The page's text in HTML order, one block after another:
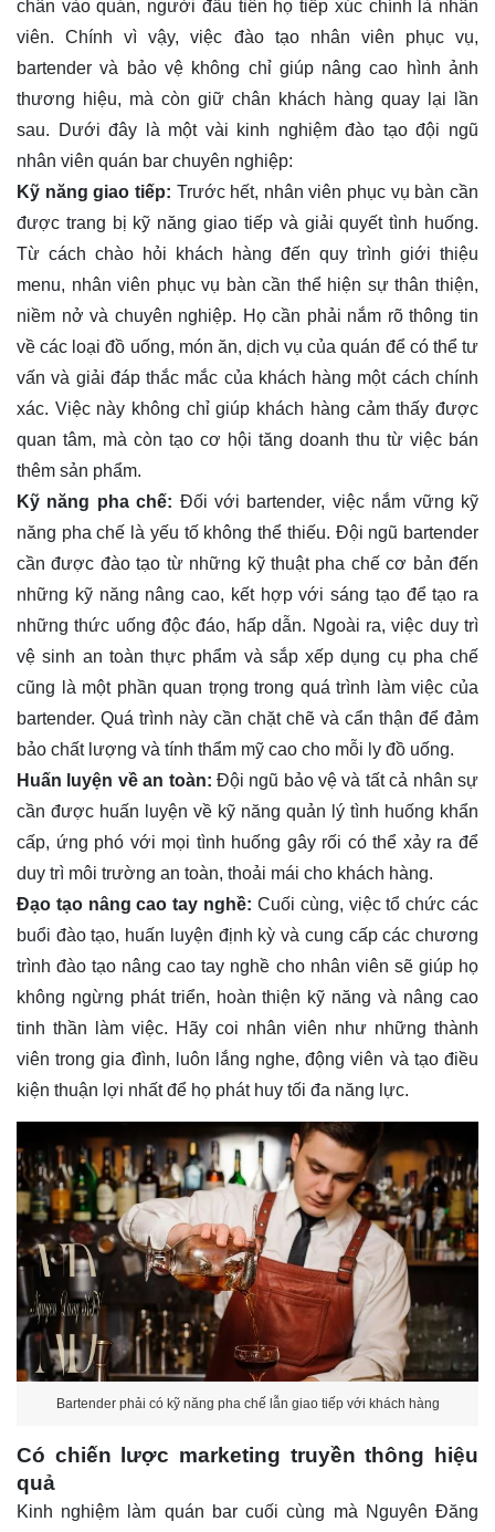
chân vào quán, người đầu tiên họ tiếp xúc chính là nhân
viên. Chính vì vậy, việc đào tạo nhân viên phục vụ,
bartender và bảo vệ không chỉ giúp nâng cao hình ảnh
thương hiệu, mà còn giữ chân khách hàng quay lại lần
sau. Dưới đây là một vài kinh nghiệm đào tạo đội ngũ
nhân viên quán bar chuyên nghiệp:
Kỹ năng giao tiếp: Trước hết, nhân viên phục vụ bàn cần
được trang bị kỹ năng giao tiếp và giải quyết tình huống.
Từ cách chào hỏi khách hàng đến quy trình giới thiệu
menu, nhân viên phục vụ bàn cần thể hiện sự thân thiện,
niềm nở và chuyên nghiệp. Họ cần phải nắm rõ thông tin
về các loại đồ uống, món ăn, dịch vụ của quán để có thể tư
vấn và giải đáp thắc mắc của khách hàng một cách chính
xác. Việc này không chỉ giúp khách hàng cảm thấy được
quan tâm, mà còn tạo cơ hội tăng doanh thu từ việc bán
thêm sản phẩm.
Kỹ năng pha chế: Đối với bartender, việc nắm vững kỹ
năng pha chế là yếu tố không thể thiếu. Đội ngũ bartender
cần được đào tạo từ những kỹ thuật pha chế cơ bản đến
những kỹ năng nâng cao, kết hợp với sáng tạo để tạo ra
những thức uống độc đáo, hấp dẫn. Ngoài ra, việc duy trì
vệ sinh an toàn thực phẩm và sắp xếp dụng cụ pha chế
cũng là một phần quan trọng trong quá trình làm việc của
bartender. Quá trình này cần chặt chẽ và cẩn thận để đảm
bảo chất lượng và tính thẩm mỹ cao cho mỗi ly đồ uống.
Huấn luyện về an toàn: Đội ngũ bảo vệ và tất cả nhân sự
cần được huấn luyện về kỹ năng quản lý tình huống khẩn
cấp, ứng phó với mọi tình huống gây rối có thể xảy ra để
duy trì môi trường an toàn, thoải mái cho khách hàng.
Đạo tạo nâng cao tay nghề: Cuối cùng, việc tổ chức các
buổi đào tạo, huấn luyện định kỳ và cung cấp các chương
trình đào tạo nâng cao tay nghề cho nhân viên sẽ giúp họ
không ngừng phát triển, hoàn thiện kỹ năng và nâng cao
tinh thần làm việc. Hãy coi nhân viên như những thành
viên trong gia đình, luôn lắng nghe, động viên và tạo điều
kiện thuận lợi nhất để họ phát huy tối đa năng lực.
Bartender phải có kỹ năng pha chế lẫn giao tiếp với khách hàng
Có chiến lược marketing truyền thông hiệu
quả
Kinh nghiệm làm quán bar cuối cùng mà Nguyên Đăng